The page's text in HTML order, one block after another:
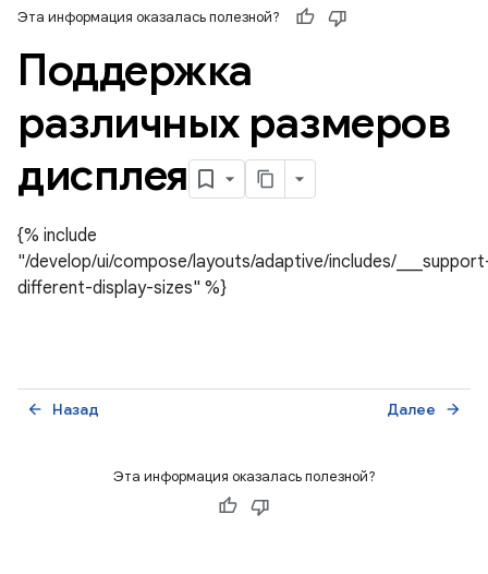
Эта информация оказалась полезной?
Поддержка
различных размеров
дисплея
{% include
"/develop/ui/compose/layouts/adaptive/includes/
different-display-sizes" %}
Назад
arrow_back Далее arrow_forward
Эта информация оказалась полезной?